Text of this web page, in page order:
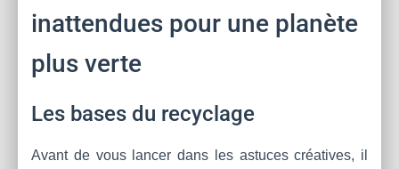
inattendues pour une planète
plus verte
Les bases du recyclage
Avant de vous lancer dans les astuces créatives, il